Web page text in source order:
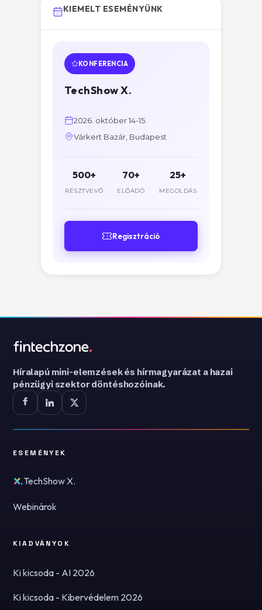
KIEMELT ESEMÉNYÜNK
KONFERENCIA
TechShow X.
2026. október 14-15.
Várkert Bazár, Budapest
500+
RÉSZTVEVŐ
70+
ELŐADÓ
25+
MEGOLDÁS
Regisztráció
Híralapú mini-elemzések és hírmagyarázat a hazai
pénzügyi szektor döntéshozóinak.
ESEMÉNYEK
TechShow X.
Webinárok
KIADVÁNYOK
Ki kicsoda - AI 2026
Ki kicsoda - Kibervédelem 2026